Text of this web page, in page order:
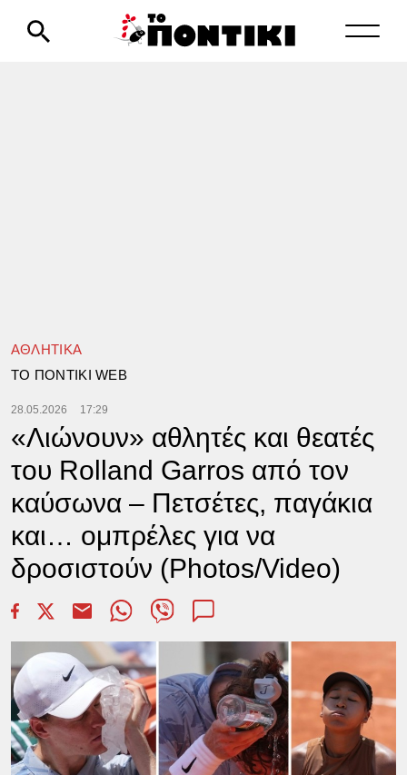
ΑΘΛΗΤΙΚΑ
TΟ ΠΟΝΤΙΚΙ WEB
28.05.2026 17:29
«Λιώνουν» αθλητές και θεατές
του Rolland Garros από τον
καύσωνα – Πετσέτες, παγάκια
και… ομπρέλες για να
δροσιστούν (Photos/Video)